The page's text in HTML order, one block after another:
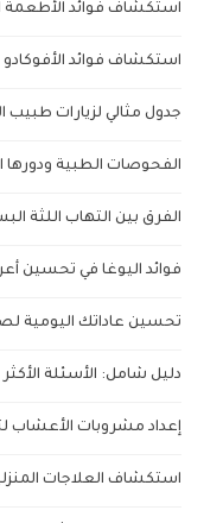
استكشاف فوائد الأطعمة
استكشاف فوائد
جدول مثالي لزيارات طبيب
الفحوصات الطبية ودورها
الفرق بين التهاب اللثة
فوائد اليوغا في تحسين
تحسين عاداتك
دليل شامل: الأسئلة
إعداد مشروبات الأعشاب
استكشاف العلاجات